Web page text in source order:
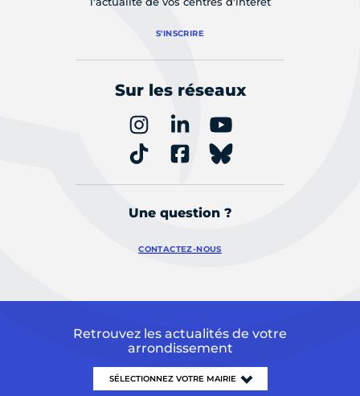
S'INSCRIRE
Sur les réseaux
Une question ?
CONTACTEZ-NOUS
Retrouvez les actualités de votre
arrondissement